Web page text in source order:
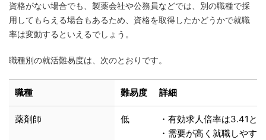
資格がない場合でも、製薬会社や公務員などでは、別の職種で採
用してもらえる場合もあるため、資格を取得したかどうかで就職
率は変動するといえるでしょう。
職種別の就活難易度は、次のとおりです。
職種 難易度 詳細
薬剤師 低
・有効求人倍率は3.41と
・需要が高く就職しやすい